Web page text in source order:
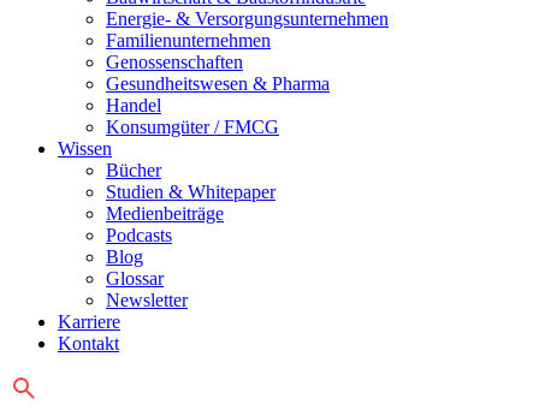
Energie- & Versorgungsunternehmen
Familienunternehmen
Genossenschaften
Gesundheitswesen & Pharma
Handel
Konsumgüter / FMCG
Wissen
Bücher
Studien & Whitepaper
Medienbeiträge
Podcasts
Blog
Glossar
Newsletter
Karriere
Kontakt